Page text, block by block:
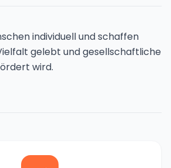
individuell und schaffen
gelebt und gesellschaftliche
wird.